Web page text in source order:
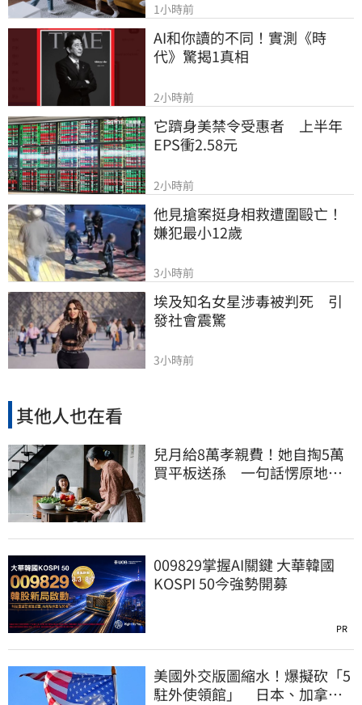
1小時前
AI和你讀的不同！實測《時
代》驚揭1真相
2小時前
它躋身美禁令受惠者　上半年
EPS衝2.58元
2小時前
他見搶案挺身相救遭圍毆亡！
嫌犯最小12歲
3小時前
埃及知名女星涉毒被判死　引
發社會震驚
3小時前
其他人也在看
兒月給8萬孝親費！她自掏5萬
買平板送孫 一句話愣原地
009829掌握AI關鍵 大華韓國
KOSPI 50今強勢開募
PR
美國外交版圖縮水！爆擬砍「5
駐外使領館」 日本、加拿